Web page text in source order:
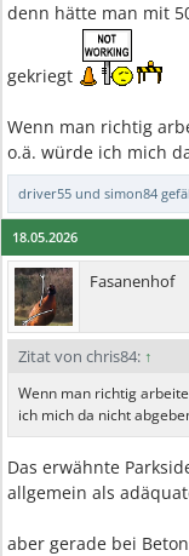
denn hätte man mit
gekriegt
Wenn man richtig
o.ä. würde ich mich
driver55 und simon84
18.05.2026
Fasanenhof
Zitat von chris84: ↑
Wenn man richtig
ich mich da nicht
Das erwähnte
allgemein als
aber gerade bei